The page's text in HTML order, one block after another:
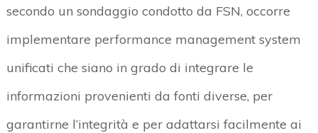
secondo un sondaggio condotto da FSN, occorre
implementare performance management system
unificati che siano in grado di integrare le
informazioni provenienti da fonti diverse, per
garantirne l’integrità e per adattarsi facilmente ai